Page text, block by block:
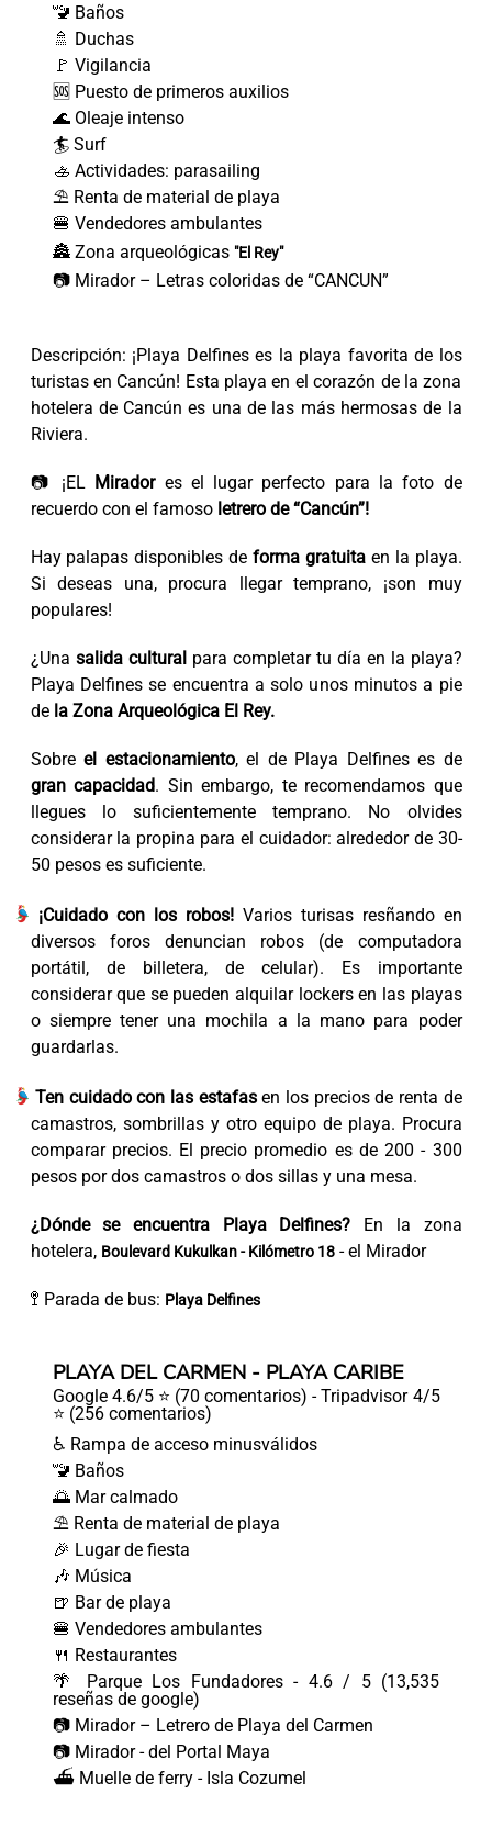
🚾 Baños
🚿 Duchas
🚩 Vigilancia
🆘 Puesto de primeros auxilios
🌊 Oleaje intenso
🏄 Surf
🚣 Actividades: parasailing
⛱ Renta de material de playa
🍔 Vendedores ambulantes
🏯 Zona arqueológicas "El Rey"
📷 Mirador – Letras coloridas de “CANCUN”
Descripción: ¡Playa Delfines es la playa favorita de los
turistas en Cancún! Esta playa en el corazón de la zona
hotelera de Cancún es una de las más hermosas de la
Riviera.
📷 ¡EL Miradores el lugar perfecto para la foto de
recuerdo con el famoso letrero de “Cancún”!
Hay palapas disponibles de forma gratuitaen la playa.
Si deseas una, procura llegar temprano, ¡son muy
populares!
¿Una salida culturalpara completar tu día en la playa?
Playa Delfines se encuentra a solo unos minutos a pie
de la Zona Arqueológica El Rey.
Sobre el estacionamiento, el de Playa Delfines es de
gran capacidad. Sin embargo, te recomendamos que
llegues lo suficientemente temprano. No olvides
considerar la propina para el cuidador: alrededor de 30-
50 pesos es suficiente.
¡Cuidado con los robos! Varios turisas resñando en
diversos foros denuncian robos (de computadora
portátil, de billetera, de celular). Es importante
considerar que se pueden alquilar lockers en las playas
o siempre tener una mochila a la mano para poder
guardarlas.
Ten cuidado con las estafasen los precios de renta de
camastros, sombrillas y otro equipo de playa. Procura
comparar precios. El precio promedio es de 200 - 300
pesos por dos camastros o dos sillas y una mesa.
¿Dónde se encuentra Playa Delfines? En la zona
hotelera, Boulevard Kukulkan - Kilómetro 18- el Mirador
🚏 Parada de bus: Playa Delfines
PLAYA DEL CARMEN - PLAYA CARIBE
Google 4.6/5 ⭐ (70 comentarios) - Tripadvisor 4/5
⭐ (256 comentarios)
♿ Rampa de acceso minusválidos
🚾 Baños
🌅 Mar calmado
⛱ Renta de material de playa
🎉 Lugar de fiesta
🎶 Música
🍺 Bar de playa
🍔 Vendedores ambulantes
🍴 Restaurantes
🌴 Parque Los Fundadores - 4.6 / 5 (13,535
reseñas de google)
📷 Mirador – Letrero de Playa del Carmen
📷 Mirador - del Portal Maya
⛴ Muelle de ferry - Isla Cozumel